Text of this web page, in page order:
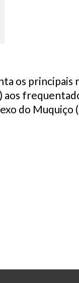
os principais
aos
do Muquiço